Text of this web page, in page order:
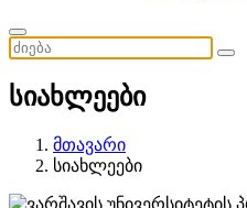
სიახლეები
მთავარი
სიახლეები